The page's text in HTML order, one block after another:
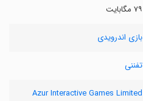
۷۹ مگابایت
بازی اندرویدی
تفننی
Azur Interactive Games Limited